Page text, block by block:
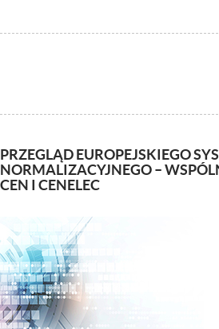
PRZEGLĄD EUROPEJSKIEGO
NORMALIZACYJNEGO –
CEN I CENELEC